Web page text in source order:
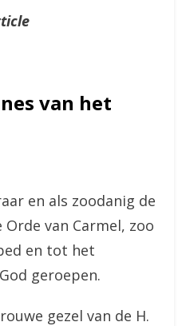
van het
en als zoodanig de
van Carmel, zoo
en tot het
geroepen.
gezel van de H.